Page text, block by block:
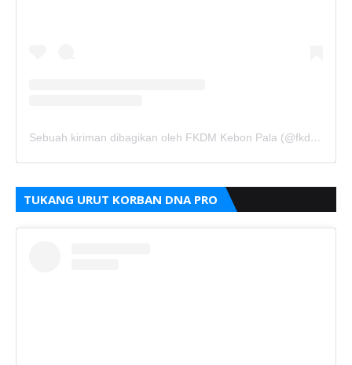
Sebuah kiriman dibagikan oleh FKDM Kebon Pala (@fkdm_kebonpala)
TUKANG URUT KORBAN DNA PRO